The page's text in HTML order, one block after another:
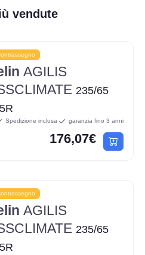
vendute
AGILIS
235/65
Spedizione inclusa garanzia fino 3 anni
176,07€
AGILIS
235/65